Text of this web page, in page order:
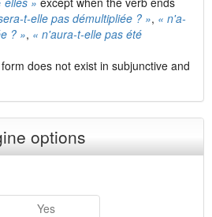
t-elle pas démultipliée ? », « n'a-
? », « n'aura-t-elle pas été
does not exist in subjunctive and
options
Yes